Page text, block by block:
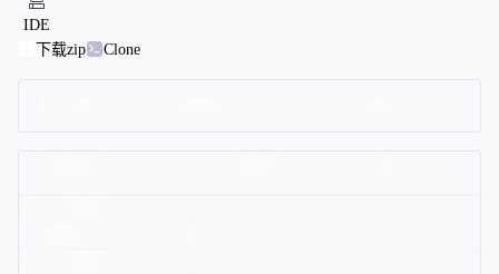
IDE
下载zip
Clone